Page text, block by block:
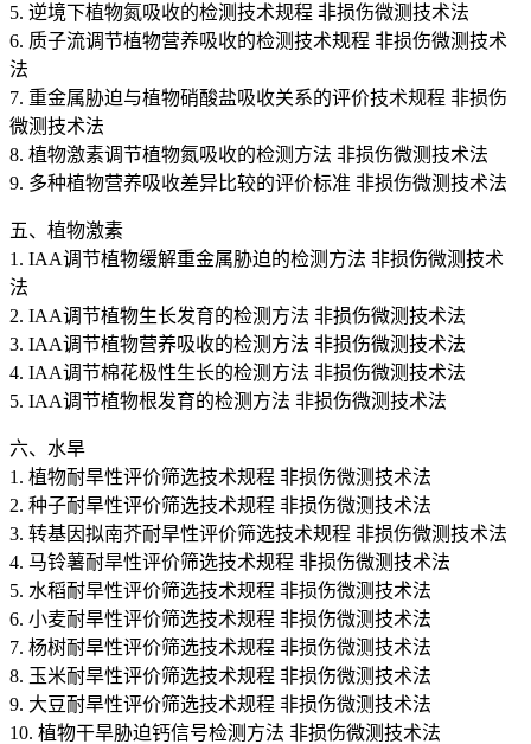
5. 逆境下植物氮吸收的检测技术规程 非损伤微测技术法
6. 质子流调节植物营养吸收的检测技术规程 非损伤微测技术
法
7. 重金属胁迫与植物硝酸盐吸收关系的评价技术规程 非损伤
微测技术法
8. 植物激素调节植物氮吸收的检测方法 非损伤微测技术法
9. 多种植物营养吸收差异比较的评价标准 非损伤微测技术法
五、植物激素
1. IAA调节植物缓解重金属胁迫的检测方法 非损伤微测技术
法
2. IAA调节植物生长发育的检测方法 非损伤微测技术法
3. IAA调节植物营养吸收的检测方法 非损伤微测技术法
4. IAA调节棉花极性生长的检测方法 非损伤微测技术法
5. IAA调节植物根发育的检测方法 非损伤微测技术法
六、水旱
1. 植物耐旱性评价筛选技术规程 非损伤微测技术法
2. 种子耐旱性评价筛选技术规程 非损伤微测技术法
3. 转基因拟南芥耐旱性评价筛选技术规程 非损伤微测技术法
4. 马铃薯耐旱性评价筛选技术规程 非损伤微测技术法
5. 水稻耐旱性评价筛选技术规程 非损伤微测技术法
6. 小麦耐旱性评价筛选技术规程 非损伤微测技术法
7. 杨树耐旱性评价筛选技术规程 非损伤微测技术法
8. 玉米耐旱性评价筛选技术规程 非损伤微测技术法
9. 大豆耐旱性评价筛选技术规程 非损伤微测技术法
10. 植物干旱胁迫钙信号检测方法 非损伤微测技术法